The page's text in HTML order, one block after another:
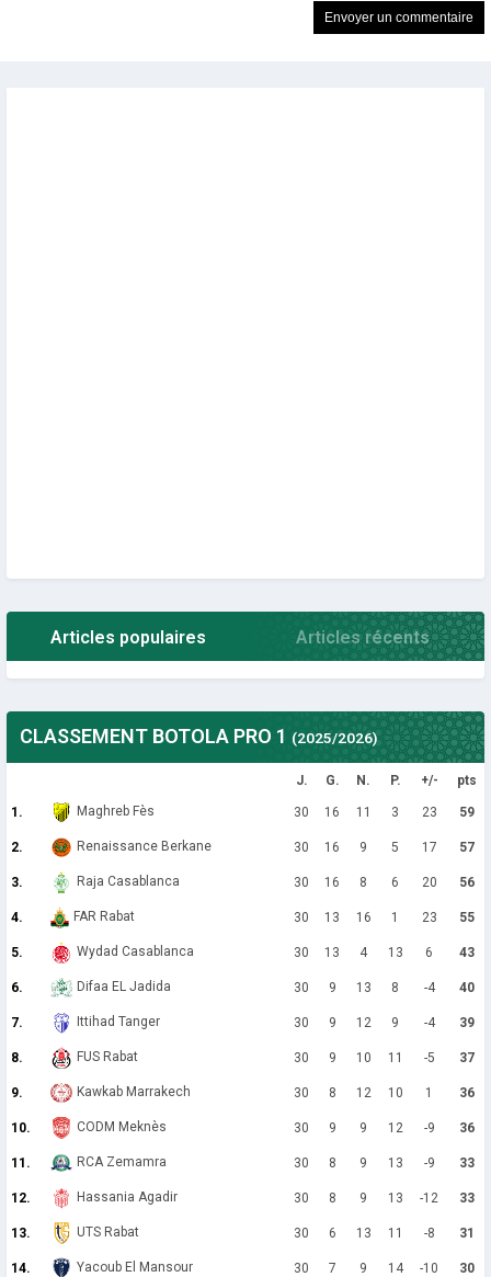
Articles populaires Articles récents
CLASSEMENT BOTOLA PRO 1 (2025/2026)
J. G. N. P. +/- pts
1. Maghreb Fès 30 16 11 3 23 59
2. Renaissance Berkane 30 16 9 5 17 57
3. Raja Casablanca 30 16 8 6 20 56
4. FAR Rabat 30 13 16 1 23 55
5. Wydad Casablanca 30 13 4 13 6 43
6. Difaa EL Jadida 30 9 13 8 -4 40
7. Ittihad Tanger 30 9 12 9 -4 39
8. FUS Rabat 30 9 10 11 -5 37
9. Kawkab Marrakech 30 8 12 10 1 36
10. CODM Meknès 30 9 9 12 -9 36
11. RCA Zemamra 30 8 9 13 -9 33
12. Hassania Agadir 30 8 9 13 -12 33
13. UTS Rabat 30 6 13 11 -8 31
14. Yacoub El Mansour 30 7 9 14 -10 30